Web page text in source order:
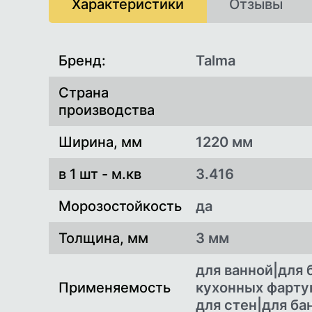
Характеристики Отзывы
Характеристики
Бренд:
Talma
Страна
производства
Ширина, мм
1220 мм
в 1 шт - м.кв
3.416
Морозостойкость
да
Толщина, мм
3 мм
Применяемость
для ванной|для
кухонных
для стен|для